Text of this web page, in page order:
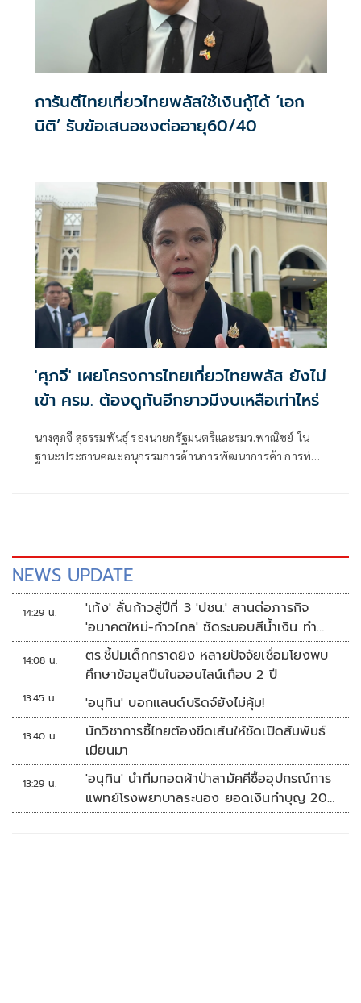
การันตีไทยเที่ยวไทยพลัสใช้เงินกู้ได้ ‘เอก
นิติ’ รับข้อเสนอชงต่ออายุ60/40
'ศุภจี' เผยโครงการไทยเที่ยวไทยพลัส ยังไม่
เข้า ครม. ต้องดูกันอีกยาวมีงบเหลือเท่าไหร่
นางศุภจี สุธรรมพันธุ์ รองนายกรัฐมนตรีและรมว.พาณิชย์ ใน
ฐานะประธานคณะอนุกรรมการด้านการพัฒนาการค้า การท่อง
NEWS UPDATE
14:29 น.
'เท้ง' ลั่นก้าวสู่ปีที่ 3 'ปชน.' สานต่อภารกิจ
'อนาคตใหม่-ก้าวไกล' ซัดระบอบสีน้ำเงิน ทำ
หลักนิติรัฐ-นิติธรรมสั่นคลอน
14:08 น.
ตร.ชี้ปมเด็กกราดยิง หลายปัจจัยเชื่อมโยงพบ
ศึกษาข้อมูลปืนในออนไลน์เกือบ 2 ปี
13:45 น. 'อนุทิน' บอกแลนด์บริดจ์ยังไม่คุ้ม!
13:40 น.
นักวิชาการชี้ไทยต้องขีดเส้นให้ชัดเปิดสัมพันธ์
เมียนมา
13:29 น.
'อนุทิน' นำทีมทอดผ้าป่าสามัคคีซื้ออุปกรณ์การ
แพทย์โรงพยาบาลระนอง ยอดเงินทำบุญ 20
ล้านบาท